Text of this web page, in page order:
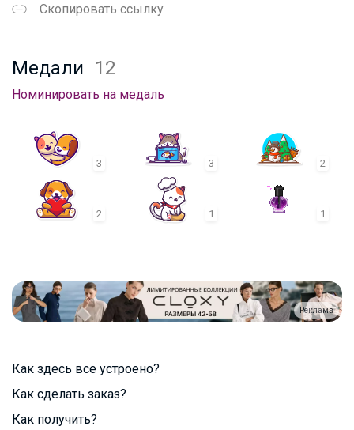
Скопировать ссылку
Медали 12
Номинировать на медаль
3 3 2
2 1 1
Реклама
Как здесь все устроено?
Как сделать заказ?
Как получить?